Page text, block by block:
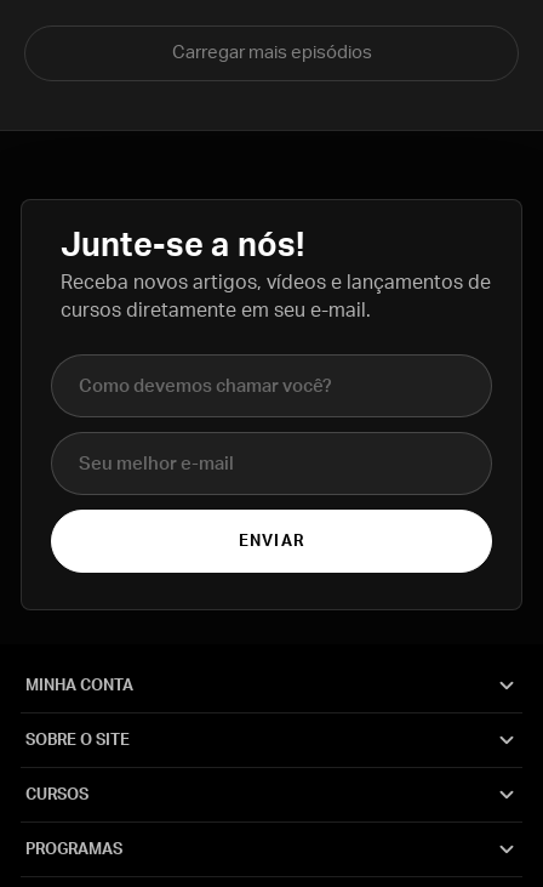
Carregar mais episódios
Junte-se a nós!
Receba novos artigos, vídeos e lançamentos de
cursos diretamente em seu e-mail.
Nome completo
E-mail
ENVIAR
MINHA CONTA
SOBRE O SITE
CURSOS
PROGRAMAS